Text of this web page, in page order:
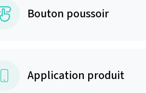
Bouton poussoir
Application produit